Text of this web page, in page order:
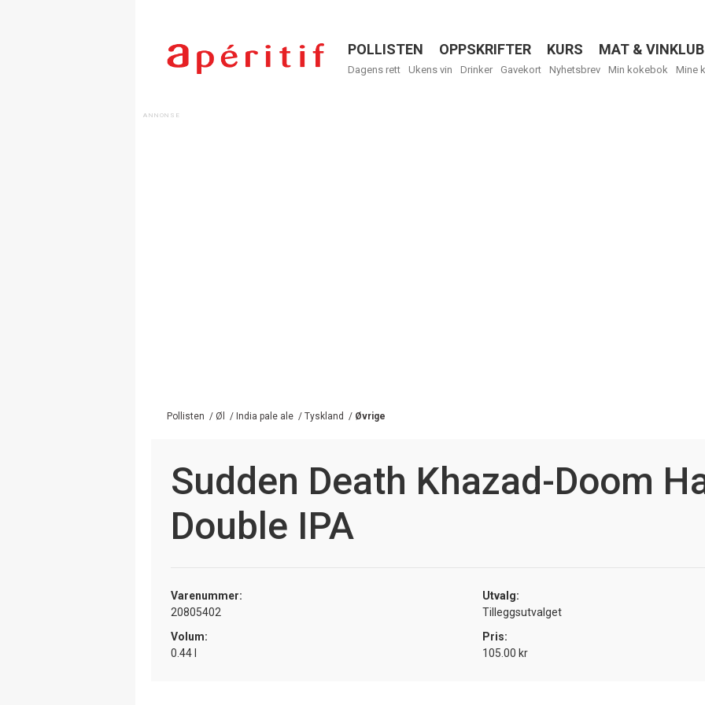
Menu
POLLISTEN OPPSKRIFTER KURS MAT &
Dagens rett Ukens vin Drinker Gavekort Nyhetsbrev Min kokebok Mine
Pollisten / Øl / India pale ale / Tyskland / Øvrige
Sudden Death Khazad-Doom
Double IPA
Varenummer:
20805402
Utvalg:
Tilleggsutvalget
Volum:
0.44 l
Pris:
105.00 kr